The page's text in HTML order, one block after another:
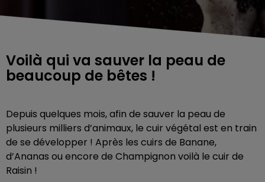
Voilà qui va sauver la peau de
beaucoup de bêtes !
Depuis quelques mois, afin de sauver la peau de
plusieurs milliers d’animaux, le cuir végétal est en train
de se développer ! Après les cuirs de Banane,
d’Ananas ou encore de Champignon voilà le cuir de
Raisin !